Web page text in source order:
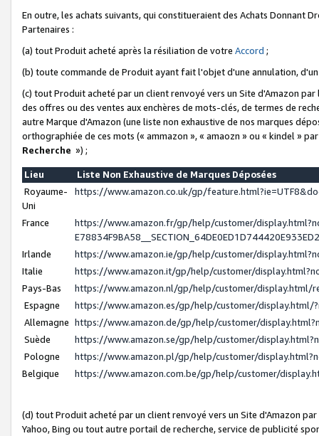
En outre, les achats suivants, qui constitueraient des Achats Donnant
Partenaires :
(a) tout Produit acheté après la résiliation de votre Accord ;
(b) toute commande de Produit ayant fait l'objet d'une annulation,
(c) tout Produit acheté par un client renvoyé vers un Site d'Amazon
des offres ou des ventes aux enchères de mots-clés, de termes de
autre Marque d'Amazon (une liste non exhaustive de nos marques
orthographiée de ces mots (« ammazon », « amaozn » ou « kindel »
Recherche ») ;
Lieu
Liste Non Exhaustive de Marques Déposées
Royaume-
Uni
https://www.amazon.co.uk/gp/
France
https://www.amazon.fr/gp/help/customer/
Irlande
https://www.amazon.ie/gp/help/customer/
Italie
https://www.amazon.it/gp/help/customer/
Pays-Bas
https://www.amazon.nl/gp/help/customer/display.html/
Espagne
https://www.amazon.es/gp/help/customer/display.html/
Allemagne https://www.amazon.de/gp/help/customer/
Suède
https://www.amazon.se/gp/help/customer/
Pologne
https://www.amazon.pl/gp/help/customer/
Belgique
https://www.amazon.com.be/gp/help/customer/
(d) tout Produit acheté par un client renvoyé vers un Site d'Amazon
Yahoo, Bing ou tout autre portail de recherche, service de publicité